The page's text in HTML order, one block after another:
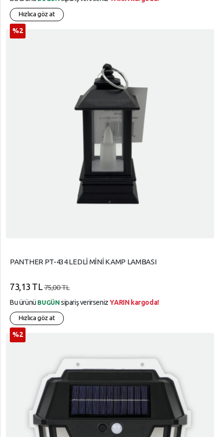
Hızlıca göz at
PANTHER PT-434 LEDLİ MİNİ KAMP LAMBASI
%2
73,13 TL75,00 TL
Bu ürünü BUGÜN sipariş verirsenizYARIN kargoda!
Hızlıca göz at
%2